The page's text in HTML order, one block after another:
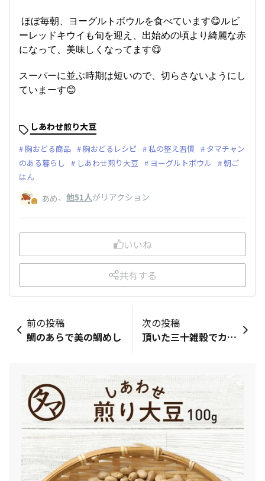
ほぼ毎朝、ヨーグルトボウルを食べています😋ルビ
ーレッドキウイも旬を迎え、出始めの頃より綺麗な赤
になって、美味しくなってます😋
スーパーに並ぶ時期は短いので、切らさないようにし
ていまーす😊
しあわせ煎り大豆
胸おどる商品 胸おどるレシピ 私の整え習慣
タマチャン
のある暮らし
しあわせ煎り大豆 ヨーグルトボウル
朝ご
はん
あめ、 他51人がリアクション
いいね
共有する
前の投稿
鯛のあらで美の鯛めし
次の投稿
頂いた三十雑穀でカレー🍛